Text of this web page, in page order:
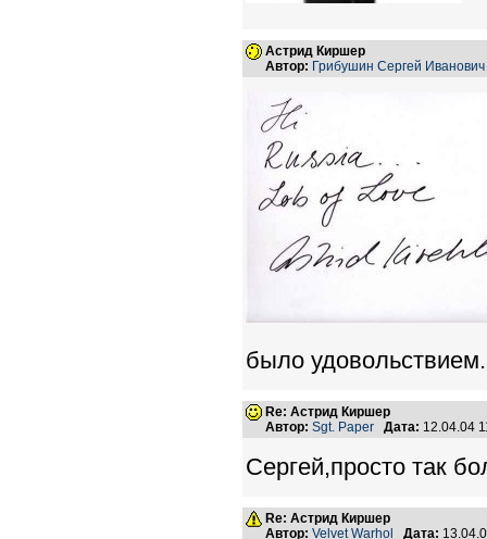
Астрид Киршер
Автор: Грибушин Сергей Иванович
было удовольствием.
Re: Астрид Киршер
Автор: Sgt. Paper Дата: 12.04.04
Сергей,просто так
Re: Астрид Киршер
Автор: Velvet Warhol Дата: